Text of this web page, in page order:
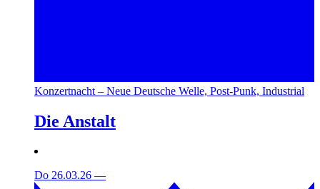
Konzertnacht – Neue Deutsche Welle, Post-Punk, Industrial
Die Anstalt
Do 26.03.26 —